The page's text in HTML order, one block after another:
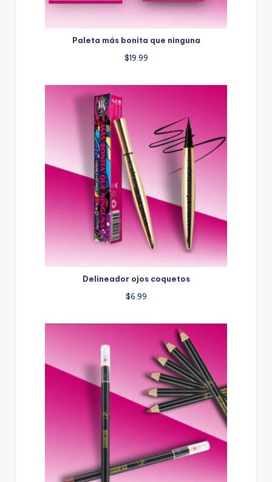
Paleta más bonita que ninguna
$19.99
Delineador ojos coquetos
$6.99